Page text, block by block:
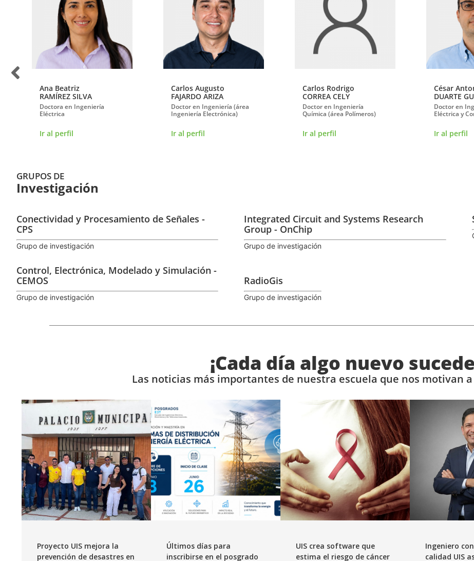
Ana Beatriz
RAMÍREZ SILVA
Doctora en Ingeniería
Eléctrica
Ir al perfil
Carlos Augusto
FAJARDO ARIZA
Doctor en Ingeniería (área
Ingeniería Electrónica)
Ir al perfil
Carlos Rodrigo
CORREA CELY
Doctor en Ingeniería
Química (área Polímeros)
Ir al perfil
César
DUARTE
Doctor en
Eléctrica y
Ir al perfil
GRUPOS DE
Investigación
Conectividad y Procesamiento de Señales -
CPS
Grupo de investigación
Control, Electrónica, Modelado y Simulación -
CEMOS
Grupo de investigación
Integrated Circuit and Systems Research
Group - OnChip
Grupo de investigación
RadioGis
Grupo de investigación
¡Cada día algo nuevo
Las noticias más importantes de nuestra escuela que nos motivan